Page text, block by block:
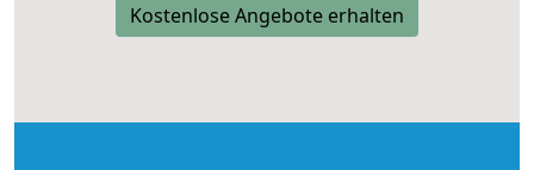
Kostenlose Angebote erhalten